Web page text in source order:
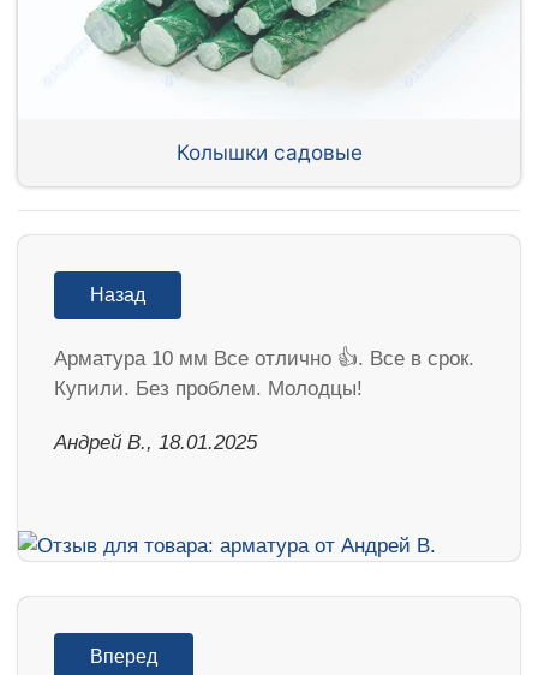
Колышки садовые
Назад
Арматура 10 мм Все отлично 👍. Все в срок.
Купили. Без проблем. Молодцы!
Андрей В., 18.01.2025
Вперед